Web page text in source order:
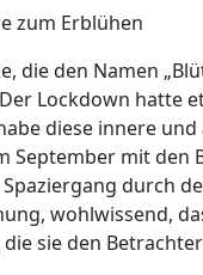
zum Erblühen
die den Namen
Lockdown hatte
diese innere
September mit den
durch
wohlwissend,
sie den